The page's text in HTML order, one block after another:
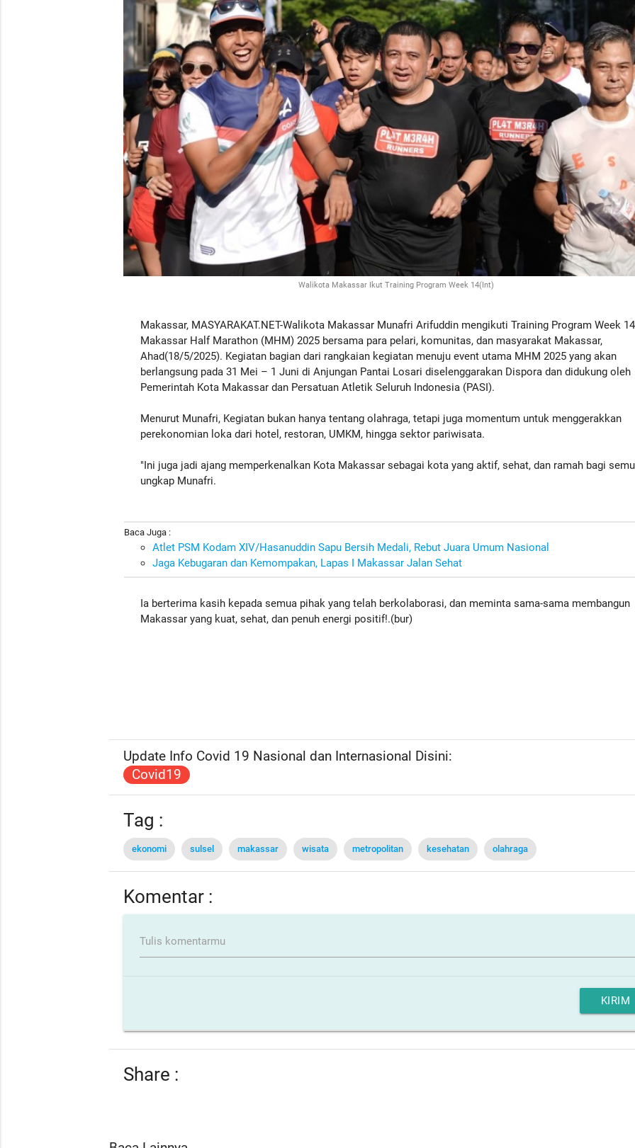
Walikota Makassar Ikut Training Program Week 14(Int)
Makassar, MASYARAKAT.NET-Walikota Makassar Munafri Arifuddin mengikuti Training Program Week 14
Makassar Half Marathon (MHM) 2025 bersama para pelari, komunitas, dan masyarakat Makassar,
Ahad(18/5/2025). Kegiatan bagian dari rangkaian kegiatan menuju event utama MHM 2025 yang akan
berlangsung pada 31 Mei – 1 Juni di Anjungan Pantai Losari diselenggarakan Dispora dan didukung oleh
Pemerintah Kota Makassar dan Persatuan Atletik Seluruh Indonesia (PASI).
Menurut Munafri, Kegiatan bukan hanya tentang olahraga, tetapi juga momentum untuk menggerakkan
perekonomian loka dari hotel, restoran, UMKM, hingga sektor pariwisata.
"Ini juga jadi ajang memperkenalkan Kota Makassar sebagai kota yang aktif, sehat, dan ramah bagi
ungkap Munafri.
Baca Juga :
Atlet PSM Kodam XIV/Hasanuddin Sapu Bersih Medali, Rebut Juara Umum Nasional
Jaga Kebugaran dan Kemompakan, Lapas I Makassar Jalan Sehat
Ia berterima kasih kepada semua pihak yang telah berkolaborasi, dan meminta sama-sama membangun
Makassar yang kuat, sehat, dan penuh energi positif!.(bur)
Update Info Covid 19 Nasional dan Internasional Disini:
Covid19
Tag :
ekonomi sulsel makassar wisata metropolitan kesehatan olahraga
Komentar :
Tulis komentarmu
KIRIM
Share :